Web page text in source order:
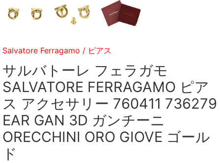
Salvatore Ferragamo / ピアス
サルバトーレ フェラガモ
SALVATORE FERRAGAMO ピア
ス アクセサリー 760411 736279
EAR GAN 3D ガンチーニ
ORECCHINI ORO GIOVE ゴール
ド